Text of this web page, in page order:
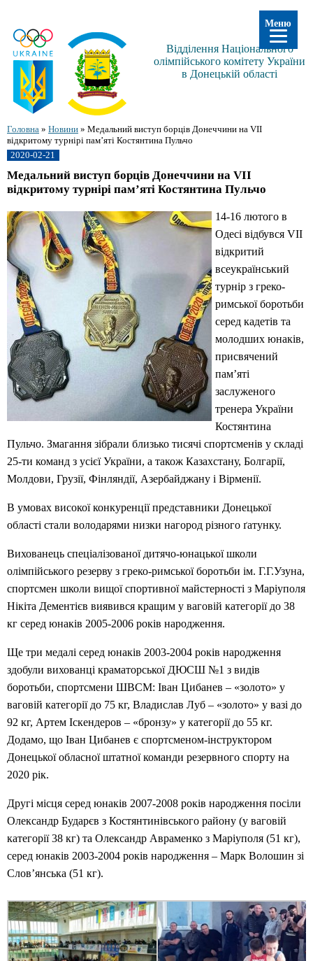
Відділення Національного
олімпійського комітету України
в Донецькій області
Головна » Новини » Медальний виступ борців Донеччини на VII
відкритому турнірі пам’яті Костянтина Пульчо
2020-02-21
Медальний виступ борців Донеччини на VII
відкритому турнірі пам’яті Костянтина Пульчо
14-16 лютого в
Одесі відбувся VII
відкритий
всеукраїнський
турнір з греко-
римської боротьби
серед кадетів та
молодших юнаків,
присвячений
пам’яті
заслуженого
тренера України
Костянтина
Пульчо. Змагання зібрали близько тисячі спортсменів у складі
25-ти команд з усієї України, а також Казахстану, Болгарії,
Молдови, Грузії, Фінляндії, Азербайджану і Вірменії.
В умовах високої конкуренції представники Донецької
області стали володарями низки нагород різного ґатунку.
Вихованець спеціалізованої дитячо-юнацької школи
олімпійського резерву з греко-римської боротьби ім. Г.Г.Узуна,
спортсмен школи вищої спортивної майстерності з Маріуполя
Нікіта Дементієв виявився кращим у ваговій категорії до 38
кг серед юнаків 2005-2006 років народження.
Ще три медалі серед юнаків 2003-2004 років народження
здобули вихованці краматорської ДЮСШ №1 з видів
боротьби, спортсмени ШВСМ: Іван Цибанев – «золото» у
ваговій категорії до 75 кг, Владислав Луб – «золото» у вазі до
92 кг, Артем Іскендеров – «бронзу» у категорії до 55 кг.
Додамо, що Іван Цибанев є спортсменом-інструктором
Донецької обласної штатної команди резервного спорту на
2020 рік.
Другі місця серед юнаків 2007-2008 років народження посіли
Олександр Бударєв з Костянтинівського району (у ваговій
категорії 38 кг) та Олександр Авраменко з Маріуполя (51 кг),
серед юнаків 2003-2004 років народження – Марк Волошин зі
Слов’янська (51 кг).
Меню